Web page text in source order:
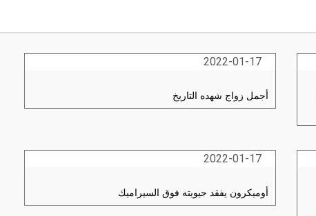
2022-01-17
أجمل زواج شهده التاريخ
2022-01-17
أوميكرون يفقد حيويته فوق السيراميك